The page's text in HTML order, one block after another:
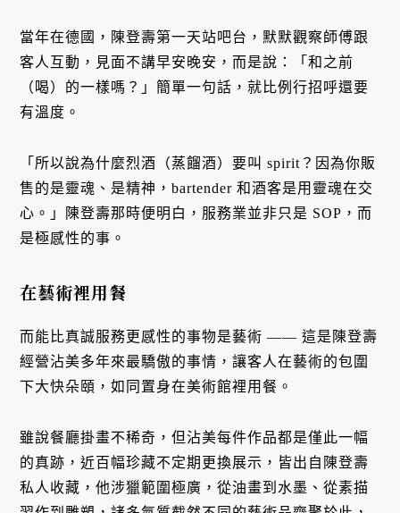
當年在德國，陳登壽第一天站吧台，默默觀察師傅跟
客人互動，見面不講早安晚安，而是說：「和之前
（喝）的一樣嗎？」簡單一句話，就比例行招呼還要
有溫度。
「所以說為什麼烈酒（蒸餾酒）要叫 spirit？因為你販
售的是靈魂、是精神，bartender 和酒客是用靈魂在交
心。」陳登壽那時便明白，服務業並非只是 SOP，而
是極感性的事。
在藝術裡用餐
而能比真誠服務更感性的事物是藝術 —— 這是陳登壽
經營沾美多年來最驕傲的事情，讓客人在藝術的包圍
下大快朵頤，如同置身在美術館裡用餐。
雖說餐廳掛畫不稀奇，但沾美每件作品都是僅此一幅
的真跡，近百幅珍藏不定期更換展示，皆出自陳登壽
私人收藏，他涉獵範圍極廣，從油畫到水墨、從素描